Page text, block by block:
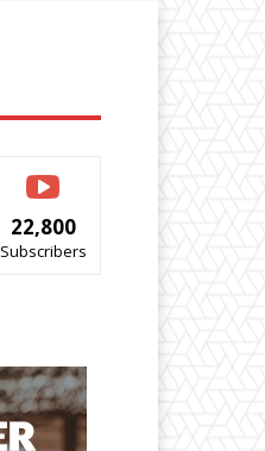
22,800
Subscribers